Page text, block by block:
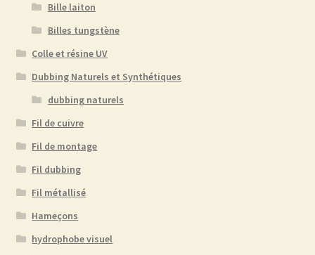
Bille laiton
Billes tungstène
Colle et résine UV
Dubbing Naturels et Synthétiques
dubbing naturels
Fil de cuivre
Fil de montage
Fil dubbing
Fil métallisé
Hameçons
hydrophobe visuel